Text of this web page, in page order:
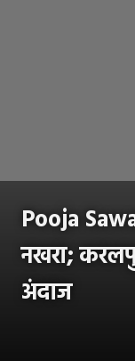
Pooja
नखरा;
अंदाज